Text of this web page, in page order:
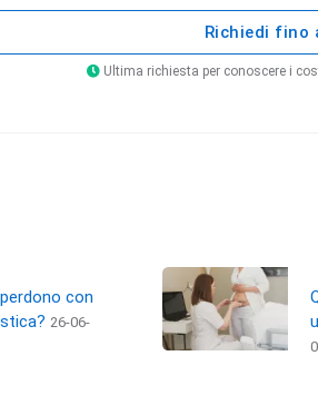
Richiedi fino
Ultima richiesta per conoscere i
con
26-06-